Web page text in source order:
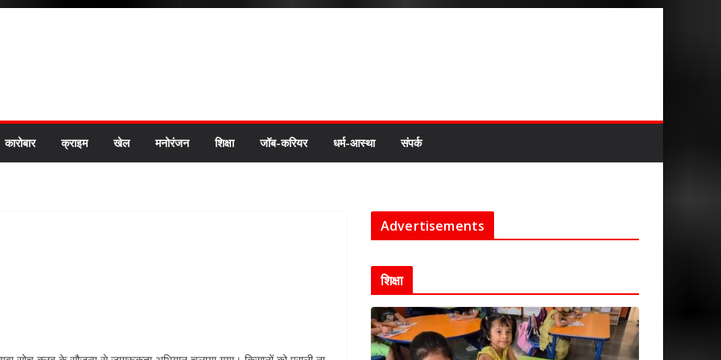
कारोबार क्राइम खेल मनोरंजन शिक्षा जॉब-करियर धर्म-आस्था संपर्क
Advertisements
शिक्षा